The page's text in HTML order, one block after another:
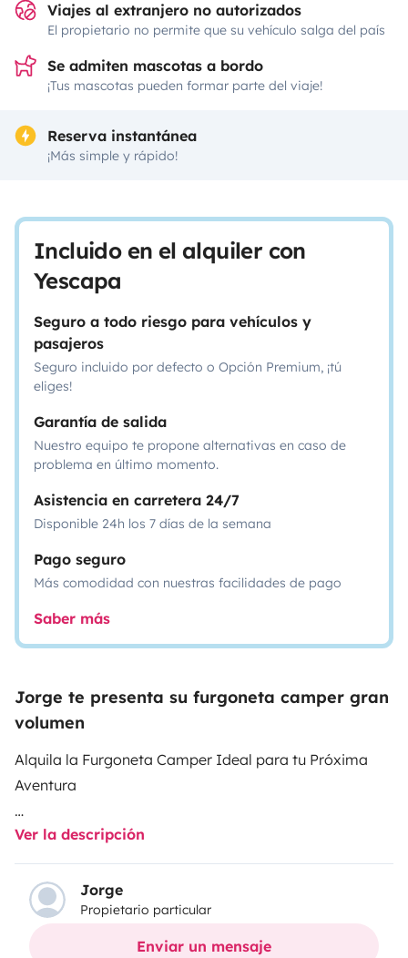
Viajes al extranjero no autorizados
El propietario no permite que su vehículo salga del país
Se admiten mascotas a bordo
¡Tus mascotas pueden formar parte del viaje!
Reserva instantánea
¡Más simple y rápido!
Incluido en el alquiler con
Yescapa
Seguro a todo riesgo para vehículos y
pasajeros
Seguro incluido por defecto o Opción Premium, ¡tú
eliges!
Garantía de salida
Nuestro equipo te propone alternativas en caso de
problema en último momento.
Asistencia en carretera 24/7
Disponible 24h los 7 días de la semana
Pago seguro
Más comodidad con nuestras facilidades de pago
Saber más
Jorge te presenta su furgoneta camper gran
volumen
Alquila la Furgoneta Camper Ideal para tu Próxima
Aventura
¿Sueñas con una escapada inolvidable? ¡Tenemos lo
que necesitas! Nuestra furgoneta camper está
totalmente equipada para llevar a tres personas no
solo a viajar, sino también a vivir una experiencia
cómoda y auténtica en cualquier lugar.
Ver la descripción
Jorge
Propietario particular
Enviar un mensaje